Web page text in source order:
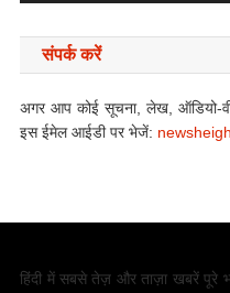
संपर्क करें
अगर आप कोई सूचना, लेख, ऑडियो-
इस ईमेल आईडी पर भेजें:
हिंदी में सबसे तेज़ और ताज़ा खबरें पूरे